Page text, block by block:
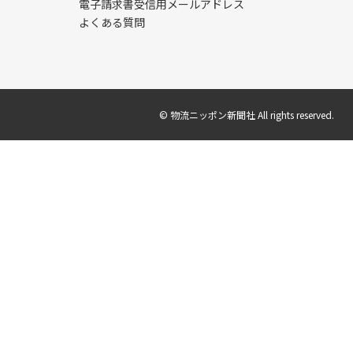
電子請求書受信用メールアドレス
よくある質問
© 物流ニッポン新聞社 All rights reserved.